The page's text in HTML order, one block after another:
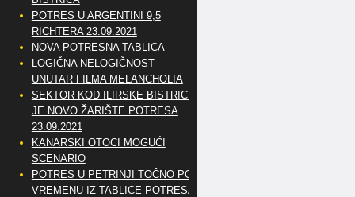
POTRES U ARGENTINI 9,5
RICHTERA 23.09.2021
NOVA POTRESNA TABLICA
LOGIČNA NELOGIČNOST
UNUTAR FILMA MELANCHOLIA
SEKTOR KOD ILIRSKE BISTRICE
JE NOVO ŽARIŠTE POTRESA
23.09.2021
KANARSKI OTOCI MOGUĆI
SCENARIO
POTRES U PETRINJI TOČNO PO
VREMENU IZ TABLICE POTRESA